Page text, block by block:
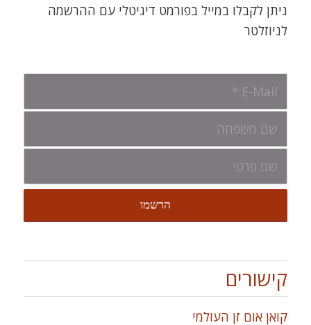
ניתן לקבלו במייל בפורמט דיגיטלי עם ההרשמה
לניוזלטר
קישורים
קואן אום זן העולמי